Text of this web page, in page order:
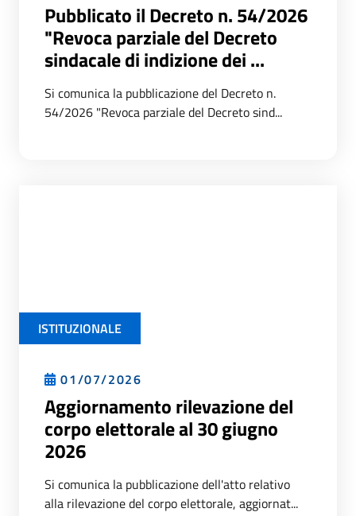
Pubblicato il Decreto n. 54/2026
"Revoca parziale del Decreto
sindacale di indizione dei ...
Si comunica la pubblicazione del Decreto n.
54/2026 "Revoca parziale del Decreto sind...
ISTITUZIONALE
01/07/2026
Aggiornamento rilevazione del
corpo elettorale al 30 giugno
2026
Si comunica la pubblicazione dell'atto relativo
alla rilevazione del corpo elettorale, aggiornat...